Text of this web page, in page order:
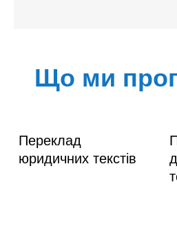
Що ми
Переклад
юридичних текстів